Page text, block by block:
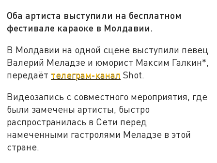
Оба артиста выступили на бесплатном
фестивале караоке в Молдавии.
В Молдавии на одной сцене выступили певец
Валерий Меладзе и юморист Максим Галкин*,
передаёт телеграм-канал Shot.
Видеозапись с совместного мероприятия, где
были замечены артисты, быстро
распространилась в Сети перед
намеченными гастролями Меладзе в этой
стране.